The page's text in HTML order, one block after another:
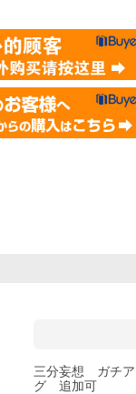
三分妄想 ガチ
グ 追加可